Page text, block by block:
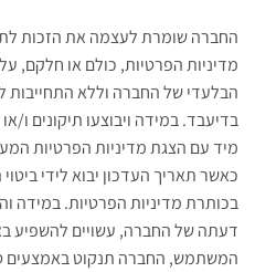
החברה שומרת לעצמה את הזכות
מדיניות הפרטיות, כולם או חלקם,
הבלעדי של החברה וללא התחייבות
בדיעבד. במידה ויבוצעו תיקונים ו/
מיד עם הצגת מדיניות הפרטיות
כאשר תאריך העדכון יבוא לידי
בכותרת מדיניות הפרטיות. במידה
דעתה של החברה, עשויים להשפיע
המשתמש, החברה תנקוט באמצעים